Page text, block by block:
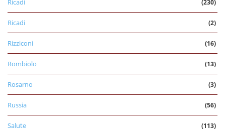
Ricadi (230)
Ricadi (2)
Rizziconi (16)
Rombiolo (13)
Rosarno (3)
Russia (56)
Salute (113)